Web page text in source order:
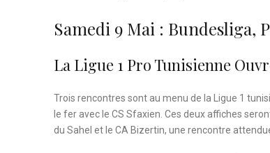
Samedi 9 Mai : Bundesliga,
La Ligue 1 Pro Tunisienne
Trois rencontres sont au menu de la Ligue 1
le fer avec le CS Sfaxien. Ces deux affiches
du Sahel et le CA Bizertin, une rencontre